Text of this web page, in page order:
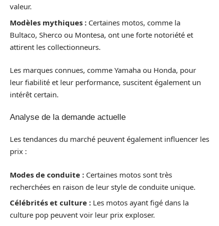
valeur.
Modèles mythiques : Certaines motos, comme la
Bultaco, Sherco ou Montesa, ont une forte notoriété et
attirent les collectionneurs.
Les marques connues, comme Yamaha ou Honda, pour
leur fiabilité et leur performance, suscitent également un
intérêt certain.
Analyse de la demande actuelle
Les tendances du marché peuvent également influencer les
prix :
Modes de conduite : Certaines motos sont très
recherchées en raison de leur style de conduite unique.
Célébrités et culture : Les motos ayant figé dans la
culture pop peuvent voir leur prix exploser.